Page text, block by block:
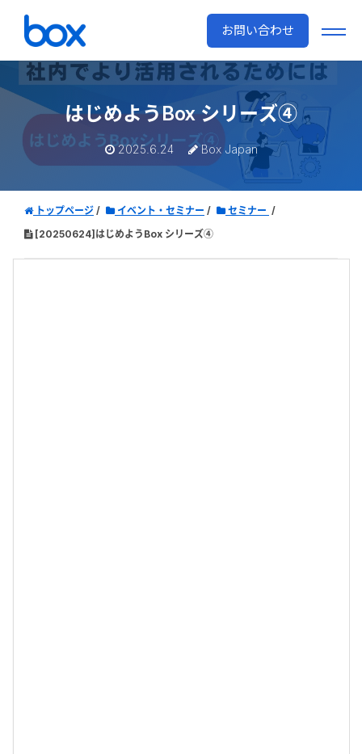
お問い合わせ
はじめようBox シリーズ④
2025.6.24 Box Japan
トップページ イベント・セミナー
セミナー
[20250624]はじめようBox シリーズ④